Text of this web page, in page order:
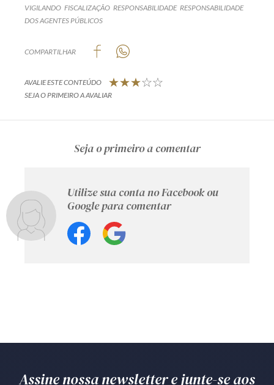
VIGILANDO FISCALIZAÇÃO RESPONSABILIDADE RESPONSABILIDADE
DOS AGENTES PÚBLICOS
COMPARTILHAR
AVALIE ESTE CONTEÚDO
SEJA O PRIMEIRO A AVALIAR
Seja o primeiro a comentar
Utilize sua conta no Facebook ou
Google para comentar
Assine nossa newsletter e junte-se aos